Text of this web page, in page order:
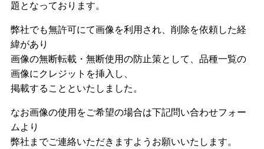
題となっております。
弊社でも無許可にて画像を利用され、削除を依頼した経
緯があり
画像の無断転載・無断使用の防止策として、品種一覧の
画像にクレジットを挿入し、
掲載することといたしました。
なお画像の使用をご希望の場合は下記問い合わせフォー
ムより
弊社までご連絡いただきますようお願いいたします。